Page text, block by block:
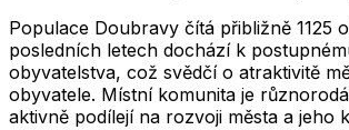
Populace Doubravy čítá přibližně 1125
posledních letech dochází k
obyvatelstva, což svědčí o atraktivitě
obyvatele. Místní komunita je
aktivně podílejí na rozvoji města a jeho